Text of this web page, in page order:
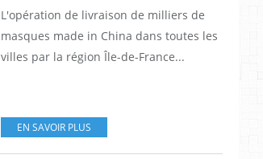
L'opération de livraison de milliers de
masques made in China dans toutes les
villes par la région Île-de-France...
EN SAVOIR PLUS